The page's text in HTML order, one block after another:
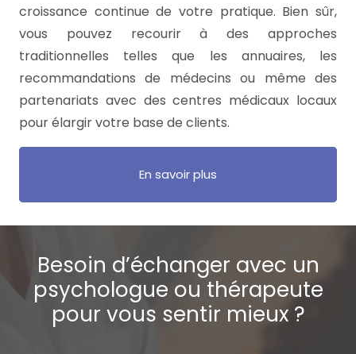
croissance continue de votre pratique. Bien sûr,
vous pouvez recourir à des approches
traditionnelles telles que les annuaires, les
recommandations de médecins ou même des
partenariats avec des centres médicaux locaux
pour élargir votre base de clients.
En savoir plus
Besoin d’échanger avec un
psychologue ou thérapeute
pour vous sentir mieux ?